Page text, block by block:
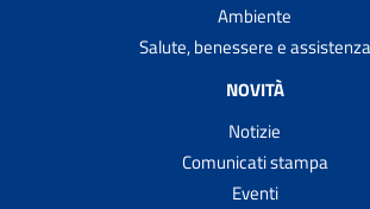
Ambiente
Salute, benessere e assistenza
NOVITÀ
Notizie
Comunicati stampa
Eventi